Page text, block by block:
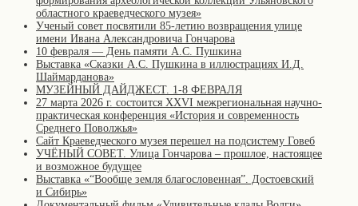
областного краеведческого музея»
Ученый совет посвятили 85-летию возвращения улице
имени Ивана Александровича Гончарова
10 февраля — День памяти А.С. Пушкина
Выставка «Сказки А.С. Пушкина в иллюстрациях И.Д.
Шаймарданова»
МУЗЕЙНЫЙ ДАЙДЖЕСТ. 1-8 ФЕВРАЛЯ
27 марта 2026 г. состоится XXVI межрегиональная научно-
практическая конференция «История и современность
Среднего Поволжья»
Сайт Краеведческого музея перешел на подсистему Говеб
УЧЁНЫЙ СОВЕТ. Улица Гончарова – прошлое, настоящее
и возможное будущее
Выставка «“Вообще земля благословенная”. Достоевский
и Сибирь»